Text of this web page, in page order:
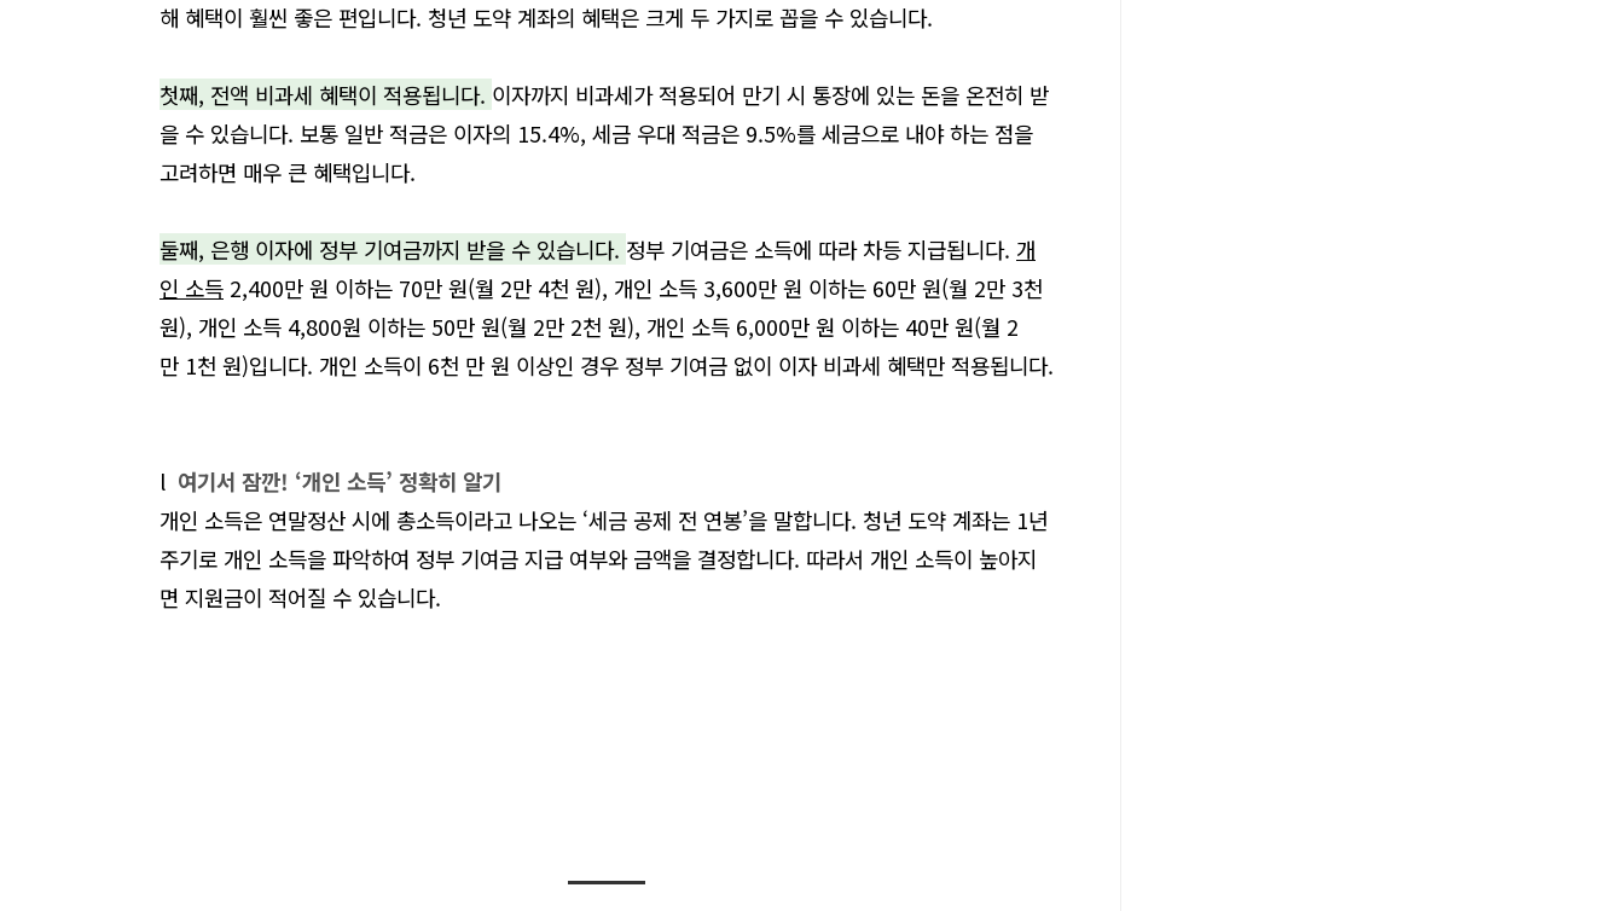
해 혜택이 훨씬 좋은 편입니다. 청년 도약 계좌의 혜택은 크게 두 가지로 꼽을 수 있습니다.
첫째, 전액 비과세 혜택이 적용됩니다. 이자까지 비과세가 적용되어 만기 시 통장에 있는 돈을 온전히 받
을 수 있습니다. 보통 일반 적금은 이자의 15.4%, 세금 우대 적금은 9.5%를 세금으로 내야 하는 점을
고려하면 매우 큰 혜택입니다.
둘째, 은행 이자에 정부 기여금까지 받을 수 있습니다. 정부 기여금은 소득에 따라 차등 지급됩니다. 개
인 소득 2,400만 원 이하는 70만 원(월 2만 4천 원), 개인 소득 3,600만 원 이하는 60만 원(월 2만 3천
원), 개인 소득 4,800원 이하는 50만 원(월 2만 2천 원), 개인 소득 6,000만 원 이하는 40만 원(월 2
만 1천 원)입니다. 개인 소득이 6천 만 원 이상인 경우 정부 기여금 없이 이자 비과세 혜택만 적용됩니다.
l 여기서 잠깐! ‘개인 소득’ 정확히 알기
개인 소득은 연말정산 시에 총소득이라고 나오는 ‘세금 공제 전 연봉’을 말합니다. 청년 도약 계좌는 1년
주기로 개인 소득을 파악하여 정부 기여금 지급 여부와 금액을 결정합니다. 따라서 개인 소득이 높아지
면 지원금이 적어질 수 있습니다.